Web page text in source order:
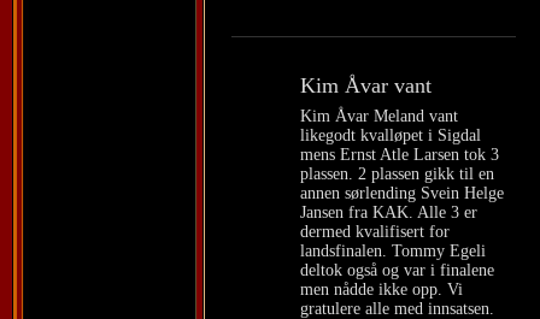
Kim Åvar vant
Kim Åvar Meland vant
likegodt kvalløpet i Sigdal
mens Ernst Atle Larsen tok 3
plassen. 2 plassen gikk til en
annen sørlending Svein Helge
Jansen fra KAK. Alle 3 er
dermed kvalifisert for
landsfinalen. Tommy Egeli
deltok også og var i finalene
men nådde ikke opp. Vi
gratulere alle med innsatsen.